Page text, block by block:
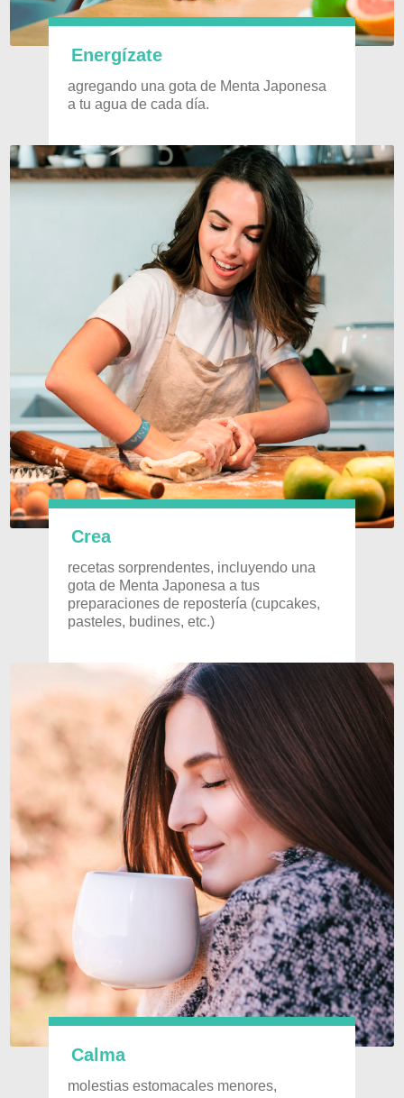
Energízate
agregando una gota de Menta Japonesa
a tu agua de cada día.
Crea
recetas sorprendentes, incluyendo una
gota de Menta Japonesa a tus
preparaciones de repostería (cupcakes,
pasteles, budines, etc.)
Calma
molestias estomacales menores,